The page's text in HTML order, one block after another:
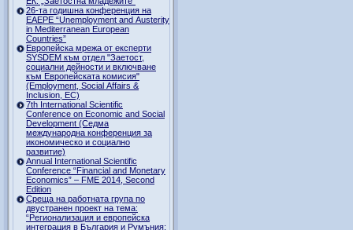
26-та годишна конференция на
EAEPE “Unemployment and Austerity
in Mediterranean European
Countries”
Eвропейска мрежа от експерти
SYSDEM към отдел "Заетост,
социални дейности и включване
към Европейската комисия"
(Employment, Social Affairs &
Inclusion, ЕС)
7th International Scientific
Conference on Economic and Social
Development (Седма
международна конференция за
икономическо и социално
развитие)
Annual International Scientific
Conference “Financial and Monetary
Economics” – FME 2014, Second
Edition
Среща на работната група по
двустранен проект на тема:
“Регионализация и европейска
интеграция в България и Румъния: